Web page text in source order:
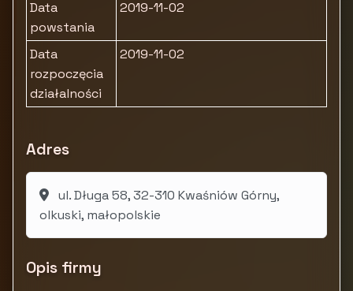
Data
powstania
2019-11-02
Data
rozpoczęcia
działalności
2019-11-02
Adres
ul. Długa 58, 32-310 Kwaśniów Górny,
olkuski, małopolskie
Opis firmy